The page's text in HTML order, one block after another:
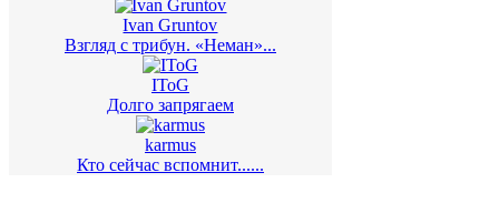
Ivan Gruntov
Взгляд с трибун. «Неман»...
IToG
Долго запрягаем
karmus
Кто сейчас вспомнит......